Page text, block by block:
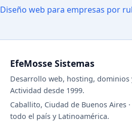
Diseño web para empresas por
EfeMosse Sistemas
Desarrollo web, hosting,
Actividad desde 1999.
Caballito, Ciudad de Buenos Aires
todo el país y Latinoamérica.